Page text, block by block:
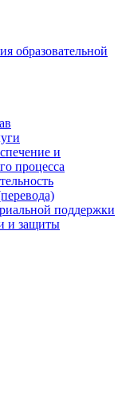
образовательной
и
процесса
поддержки
и защиты